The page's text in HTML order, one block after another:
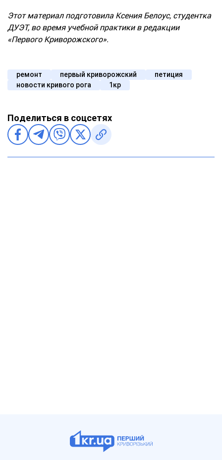
Этот материал подготовила Ксения Белоус, студентка
ДУЭТ, во время учебной практики в редакции
«Первого Криворожского».
ремонт первый криворожский
петиция
новости кривого рога
1кр
Поделиться в соцсетях